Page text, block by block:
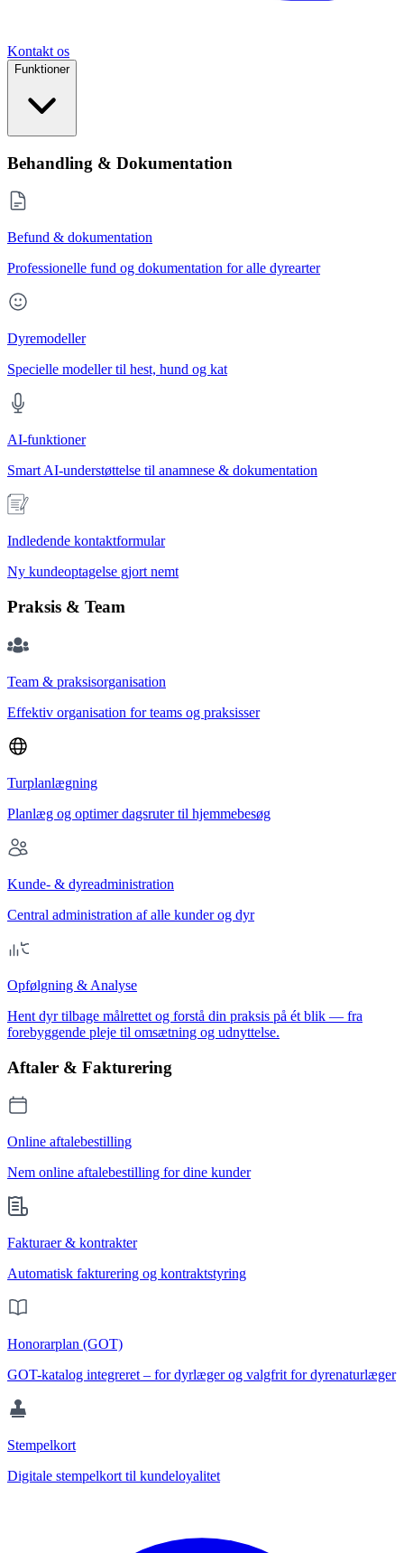
Kontakt os
Funktioner
Behandling & Dokumentation
Befund & dokumentation
Professionelle fund og dokumentation for alle dyrearter
Dyremodeller
Specielle modeller til hest, hund og kat
AI-funktioner
Smart AI-understøttelse til anamnese & dokumentation
Indledende kontaktformular
Ny kundeoptagelse gjort nemt
Praksis & Team
Team & praksisorganisation
Effektiv organisation for teams og praksisser
Turplanlægning
Planlæg og optimer dagsruter til hjemmebesøg
Kunde- & dyreadministration
Central administration af alle kunder og dyr
Opfølgning & Analyse
Hent dyr tilbage målrettet og forstå din praksis på ét blik — fra
forebyggende pleje til omsætning og udnyttelse.
Aftaler & Fakturering
Online aftalebestilling
Nem online aftalebestilling for dine kunder
Fakturaer & kontrakter
Automatisk fakturering og kontraktstyring
Honorarplan (GOT)
GOT-katalog integreret – for dyrlæger og valgfrit for dyrenaturlæger
Stempelkort
Digitale stempelkort til kundeloyalitet